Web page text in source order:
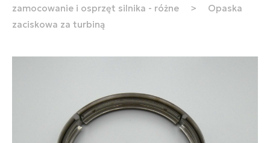
zamocowanie i osprzęt silnika - różne
>
Opaska
zaciskowa za turbiną